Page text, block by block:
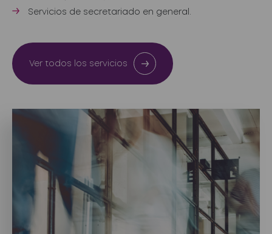
Servicios de secretariado en general.
Ver todos los servicios